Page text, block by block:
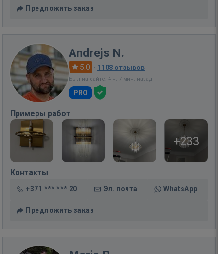
Предложить заказ
Andrejs N.
5.0 · 1108 отзывов
Был на сайте: 4 ч. 7 мин. назад
PRO
Примеры работ
+233
Контакты
+371 *** *** 20 Эл. почта WhatsApp
Предложить заказ